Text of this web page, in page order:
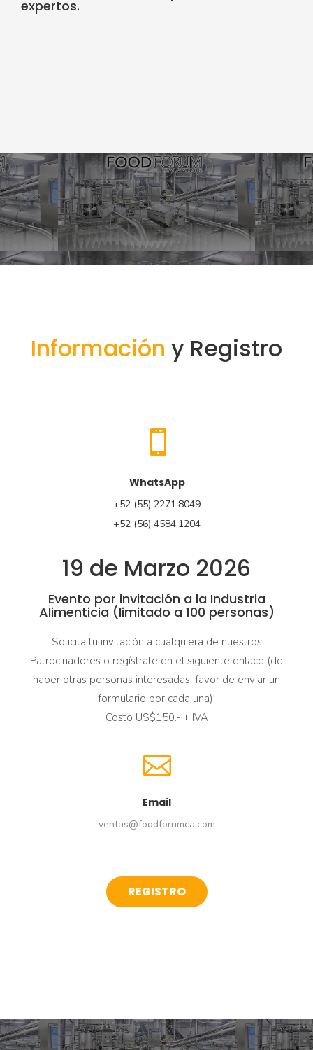
expertos.
Información y Registro
WhatsApp
+52 (55) 2271.8049
+52 (56) 4584.1204
19 de Marzo 2026
Evento por invitación a la Industria
Alimenticia (limitado a 100 personas)
Solicita tu invitación a cualquiera de nuestros
Patrocinadores o regístrate en el siguiente enlace (de
haber otras personas interesadas, favor de enviar un
formulario por cada una).
Costo US$150.- + IVA
Email
ventas@foodforumca.com
REGISTRO